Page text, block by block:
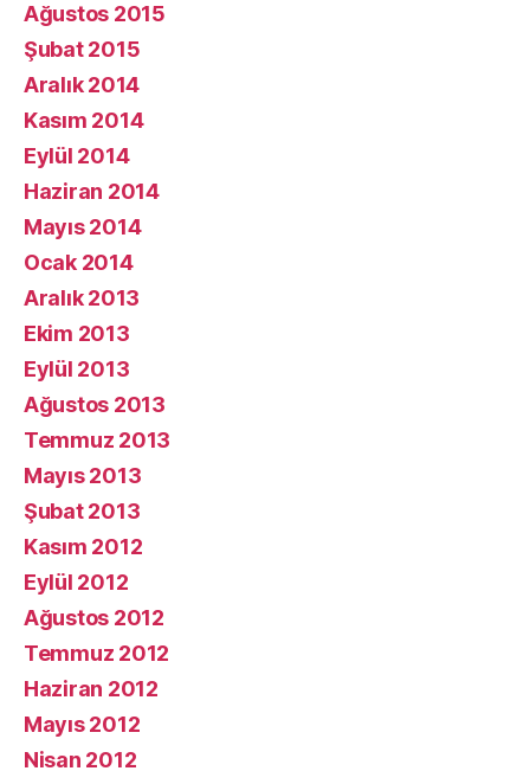
Ağustos 2015
Şubat 2015
Aralık 2014
Kasım 2014
Eylül 2014
Haziran 2014
Mayıs 2014
Ocak 2014
Aralık 2013
Ekim 2013
Eylül 2013
Ağustos 2013
Temmuz 2013
Mayıs 2013
Şubat 2013
Kasım 2012
Eylül 2012
Ağustos 2012
Temmuz 2012
Haziran 2012
Mayıs 2012
Nisan 2012